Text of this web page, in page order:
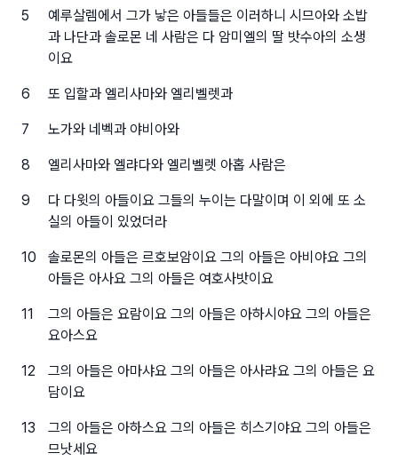
5
예루살렘에서 그가 낳은 아들들은 이러하니 시므아와 소밥
과 나단과 솔로몬 네 사람은 다 암미엘의 딸 밧수아의 소생
이요
6 또 입할과 엘리사마와 엘리벨렛과
7 노가와 네벡과 야비아와
8 엘리사마와 엘랴다와 엘리벨렛 아홉 사람은
9
다 다윗의 아들이요 그들의 누이는 다말이며 이 외에 또 소
실의 아들이 있었더라
10
솔로몬의 아들은 르호보암이요 그의 아들은 아비야요 그의
아들은 아사요 그의 아들은 여호사밧이요
11
그의 아들은 요람이요 그의 아들은 아하시야요 그의 아들은
요아스요
12
그의 아들은 아마샤요 그의 아들은 아사랴요 그의 아들은 요
담이요
13
그의 아들은 아하스요 그의 아들은 히스기야요 그의 아들은
므낫세요